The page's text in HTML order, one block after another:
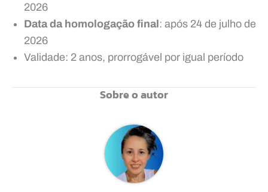
2026
Data da homologação final: após 24 de julho de
2026
Validade: 2 anos, prorrogável por igual período
Sobre o autor